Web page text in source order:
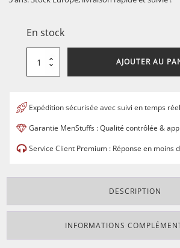
En stock
quantité
multi
avec
poignée
-
AJOUTER AU
Expédition sécurisée avec suivi en temps réel
Garantie MenStuffs : Qualité contrôlée &
Service Client Premium : Réponse en moins
DESCRIPTION
INFORMATIONS